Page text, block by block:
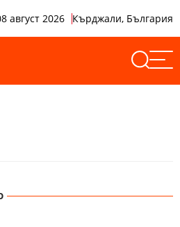
август 2026 Кърджали, България